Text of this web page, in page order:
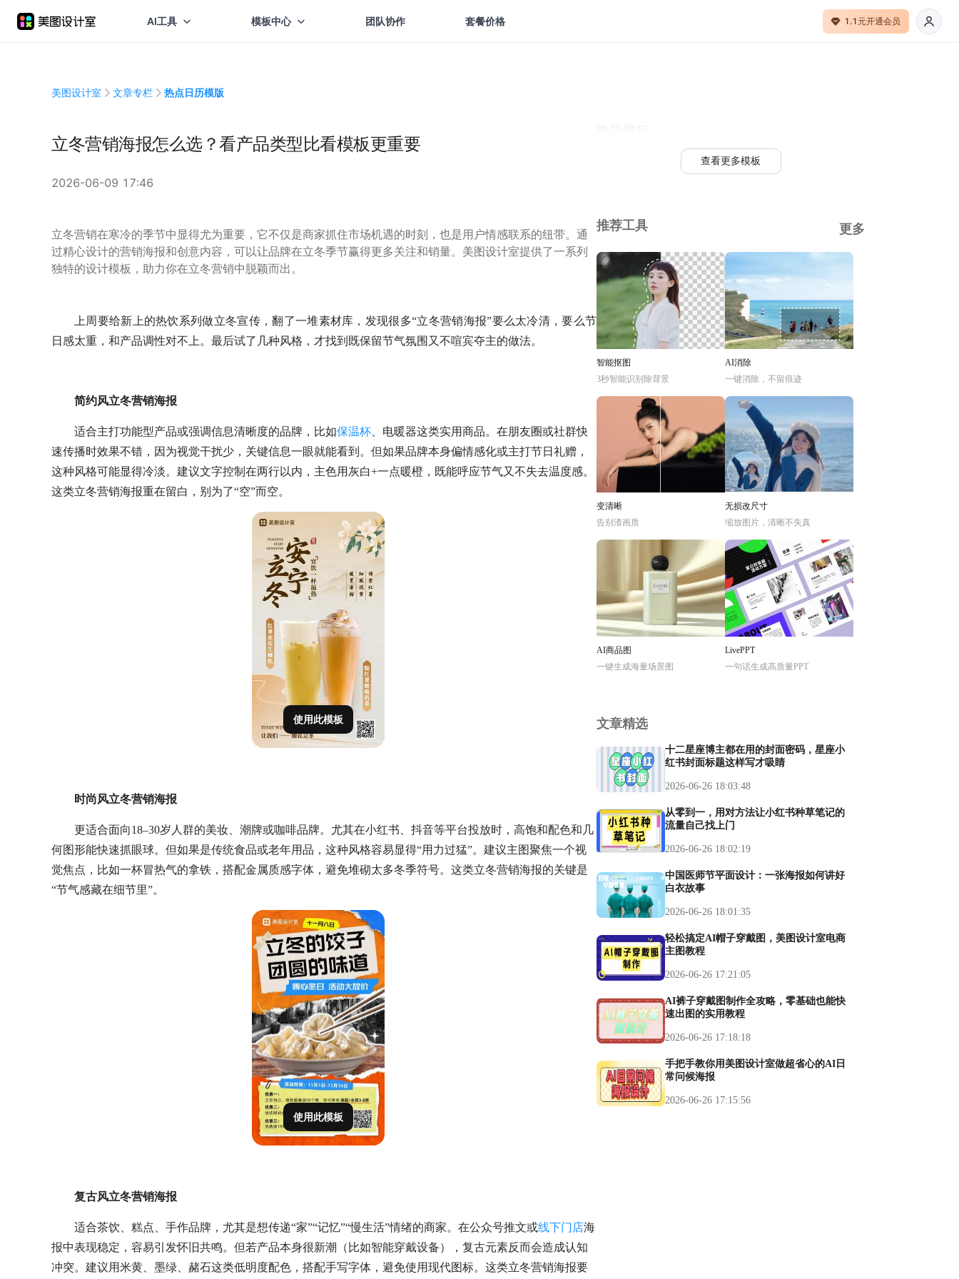
AI工具 模板中心 团队协作 套餐价格 1.1元开通会员
美图设计室 文章专栏 热点日历模版
立冬营销海报怎么选？看产品类型比看模板更重要
2026-06-09 17:46
立冬营销在寒冷的季节中显得尤为重要，它不仅是商家抓住市场机遇的时刻，也是用户情感联系的纽带。通
过精心设计的营销海报和创意内容，可以让品牌在立冬季节赢得更多关注和销量。美图设计室提供了一系列
独特的设计模板，助力你在立冬营销中脱颖而出。
上周要给新上的热饮系列做立冬宣传，翻了一堆素材库，发现很多“立冬营销海报”要么太冷清，要么节
日感太重，和产品调性对不上。最后试了几种风格，才找到既保留节气氛围又不喧宾夺主的做法。
简约风立冬营销海报
适合主打功能型产品或强调信息清晰度的品牌，比如保温杯 、电暖器这类实用商品。在朋友圈或社群快
速传播时效果不错，因为视觉干扰少，关键信息一眼就能看到。但如果品牌本身偏情感化或主打节日礼赠，
这种风格可能显得冷淡。建议文字控制在两行以内，主色用灰白+一点暖橙，既能呼应节气又不失去温度感。
这类立冬营销海报重在留白，别为了“空”而空。
使用此模板
时尚风立冬营销海报
更适合面向18–30岁人群的美妆、潮牌或咖啡品牌。尤其在小红书、抖音等平台投放时，高饱和配色和几
何图形能快速抓眼球。但如果是传统食品或老年用品，这种风格容易显得“用力过猛”。建议主图聚焦一个视
觉焦点，比如一杯冒热气的拿铁，搭配金属质感字体，避免堆砌太多冬季符号。这类立冬营销海报的关键是
“节气感藏在细节里”。
使用此模板
复古风立冬营销海报
适合茶饮、糕点、手作品牌，尤其是想传递“家”“记忆”“慢生活”情绪的商家。在公众号推文或线下门店海
报中表现稳定，容易引发怀旧共鸣。但若产品本身很新潮（比如智能穿戴设备），复古元素反而会造成认知
冲突。建议用米黄、墨绿、赭石这类低明度配色，搭配手写字体，避免使用现代图标。这类立冬营销海报要
查看更多模板
推荐工具 更多
智能抠图
3秒智能识别除背景
AI消除
一键消除，不留痕迹
变清晰
告别渣画质
无损改尺寸
缩放图片，清晰不失真
AI商品图
一键生成海量场景图
LivePPT
一句话生成高质量PPT
文章精选
十二星座博主都在用的封面密码，星座小
红书封面标题这样写才吸睛
2026-06-26 18:03:48
从零到一，用对方法让小红书种草笔记的
流量自己找上门
2026-06-26 18:02:19
中国医师节平面设计：一张海报如何讲好
白衣故事
2026-06-26 18:01:35
轻松搞定AI帽子穿戴图，美图设计室电商
主图教程
2026-06-26 17:21:05
AI裤子穿戴图制作全攻略，零基础也能快
速出图的实用教程
2026-06-26 17:18:18
手把手教你用美图设计室做超省心的AI日
常问候海报
2026-06-26 17:15:56